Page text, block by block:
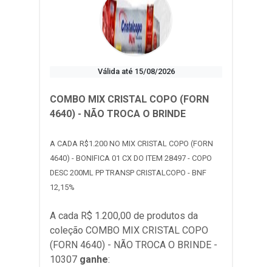
Válida até 15/08/2026
COMBO MIX CRISTAL COPO (FORN
4640) - NÃO TROCA O BRINDE
A CADA R$1.200 NO MIX CRISTAL COPO (FORN
4640) - BONIFICA 01 CX DO ITEM 28497 - COPO
DESC 200ML PP TRANSP CRISTALCOPO - BNF
12,15%
A cada R$ 1.200,00 de produtos da
coleção COMBO MIX CRISTAL COPO
(FORN 4640) - NÃO TROCA O BRINDE -
10307 ganhe: